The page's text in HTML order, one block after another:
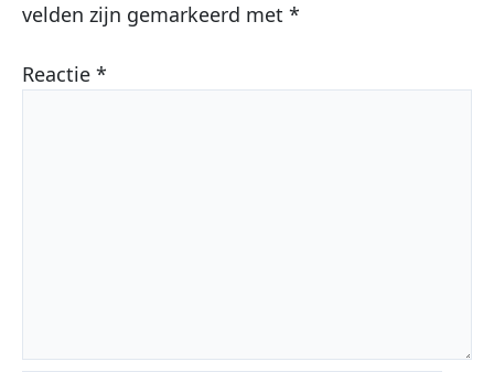
velden zijn gemarkeerd met *
Reactie *